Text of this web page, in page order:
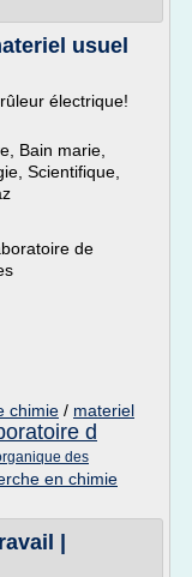
usuel
électrique!
Bain marie,
Scientifique,
de
chimie / materiel
d
des
en chimie
|